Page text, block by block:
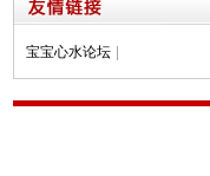
宝宝心水论坛